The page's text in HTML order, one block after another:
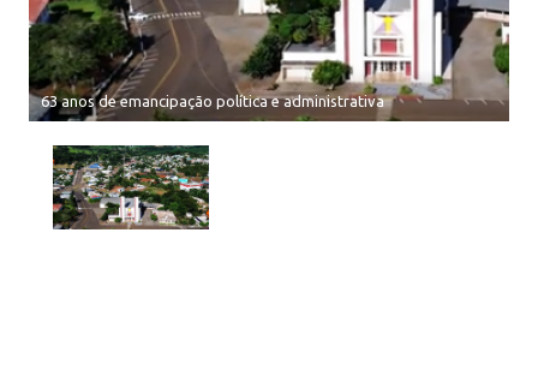
63 anos de emancipação política e administrativa